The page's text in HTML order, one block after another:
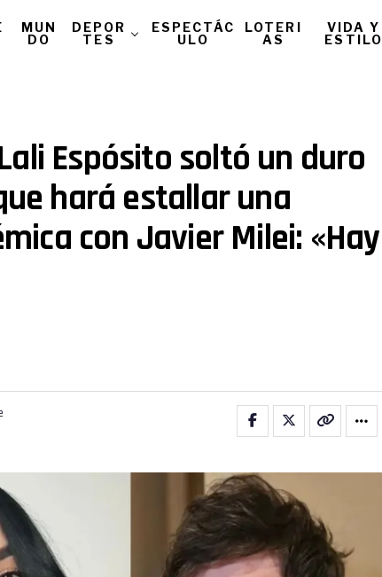
MUN
DO
DEPOR
TES
ESPECTÁC
ULO
LOTERI
AS
VIDA Y
ESTILO
Espósito soltó un duro
hará estallar una
con Javier Milei: «Hay